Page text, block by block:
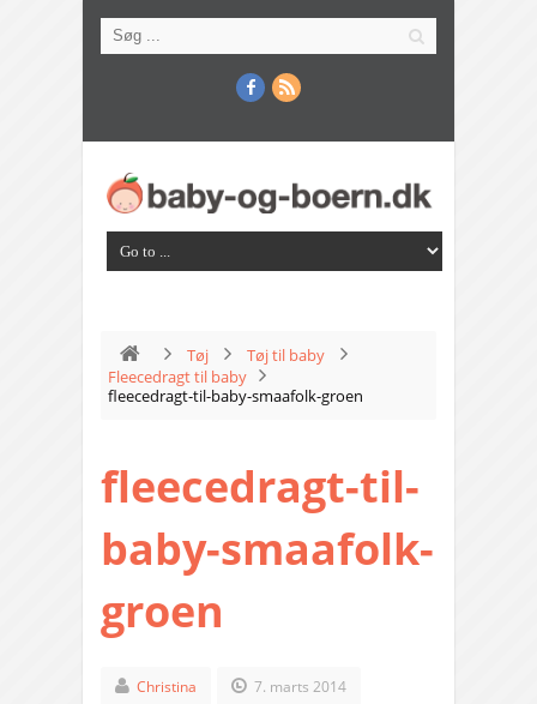
Tøj
Tøj til baby
Fleecedragt til baby
fleecedragt-til-baby-smaafolk-groen
fleecedragt-til-
baby-smaafolk-
groen
Christina 7. marts 2014